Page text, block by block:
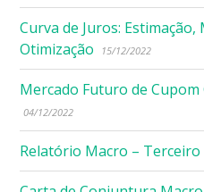
Curva de Juros:
Otimização
15/12/2022
Mercado Futuro de Cupom
04/12/2022
Relatório Macro –